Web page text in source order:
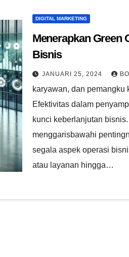
DIGITAL MARKETING
Menerapkan Green
Bisnis
JANUARI 25, 2024
karyawan, dan pemangku
Efektivitas dalam
kunci keberlanjutan
menggarisbawahi
segala aspek operasi
atau layanan hingga…